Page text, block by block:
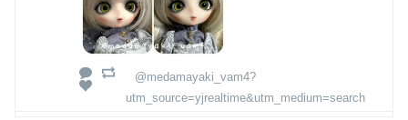
@medamayaki_vam4?
utm_source=yjrealtime&utm_medium=search